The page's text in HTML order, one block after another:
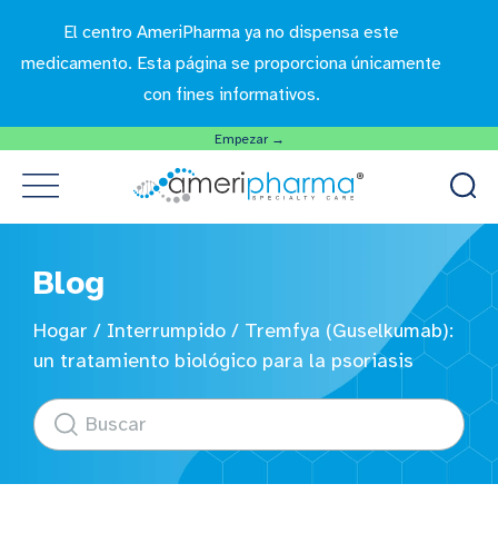
El centro AmeriPharma ya no dispensa este
medicamento. Esta página se proporciona únicamente
con fines informativos.
Empezar →
Blog
Hogar / Interrumpido / Tremfya (Guselkumab):
un tratamiento biológico para la psoriasis